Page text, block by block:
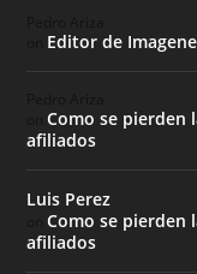
Editor de
onComo se pierden
afiliados
Luis Perez
onComo se pierden
afiliados